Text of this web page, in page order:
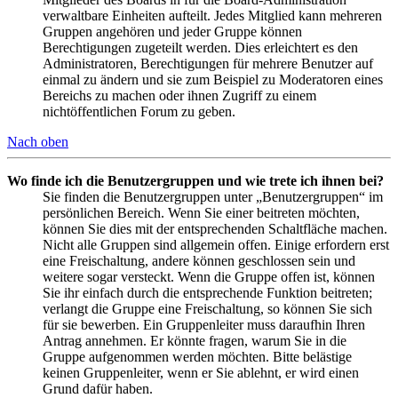
verwaltbare Einheiten aufteilt. Jedes Mitglied kann mehreren
Gruppen angehören und jeder Gruppe können
Berechtigungen zugeteilt werden. Dies erleichtert es den
Administratoren, Berechtigungen für mehrere Benutzer auf
einmal zu ändern und sie zum Beispiel zu Moderatoren eines
Bereichs zu machen oder ihnen Zugriff zu einem
nichtöffentlichen Forum zu geben.
Nach oben
Wo finde ich die Benutzergruppen und wie trete ich ihnen bei?
Sie finden die Benutzergruppen unter „Benutzergruppen“ im
persönlichen Bereich. Wenn Sie einer beitreten möchten,
können Sie dies mit der entsprechenden Schaltfläche machen.
Nicht alle Gruppen sind allgemein offen. Einige erfordern erst
eine Freischaltung, andere können geschlossen sein und
weitere sogar versteckt. Wenn die Gruppe offen ist, können
Sie ihr einfach durch die entsprechende Funktion beitreten;
verlangt die Gruppe eine Freischaltung, so können Sie sich
für sie bewerben. Ein Gruppenleiter muss daraufhin Ihren
Antrag annehmen. Er könnte fragen, warum Sie in die
Gruppe aufgenommen werden möchten. Bitte belästige
keinen Gruppenleiter, wenn er Sie ablehnt, er wird einen
Grund dafür haben.